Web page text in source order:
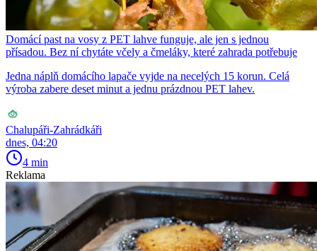
Domácí past na vosy z PET lahve funguje, ale jen s jednou
přísadou. Bez ní chytáte včely a čmeláky, které zahrada potřebuje
Jedna náplň domácího lapače vyjde na necelých 15 korun. Celá
výroba zabere deset minut a jednu prázdnou PET lahev.
Chalupáři-Zahrádkáři
dnes, 04:20
4 min
Reklama